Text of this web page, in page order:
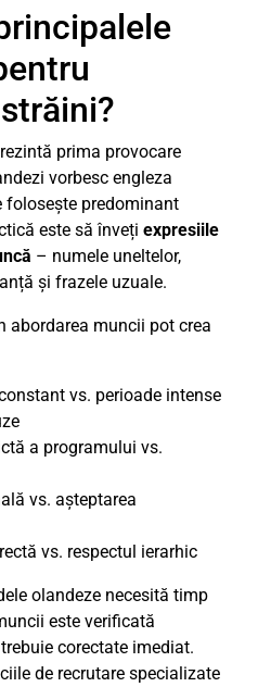
prima provocare
vorbesc engleza
folosește predominant
este să înveți expresiile
– numele uneltelor,
și frazele uzuale.
abordarea muncii pot crea
vs. perioade intense
a programului vs.
vs. așteptarea
vs. respectul ierarhic
olandeze necesită timp
este verificată
corectate imediat.
de recrutare specializate